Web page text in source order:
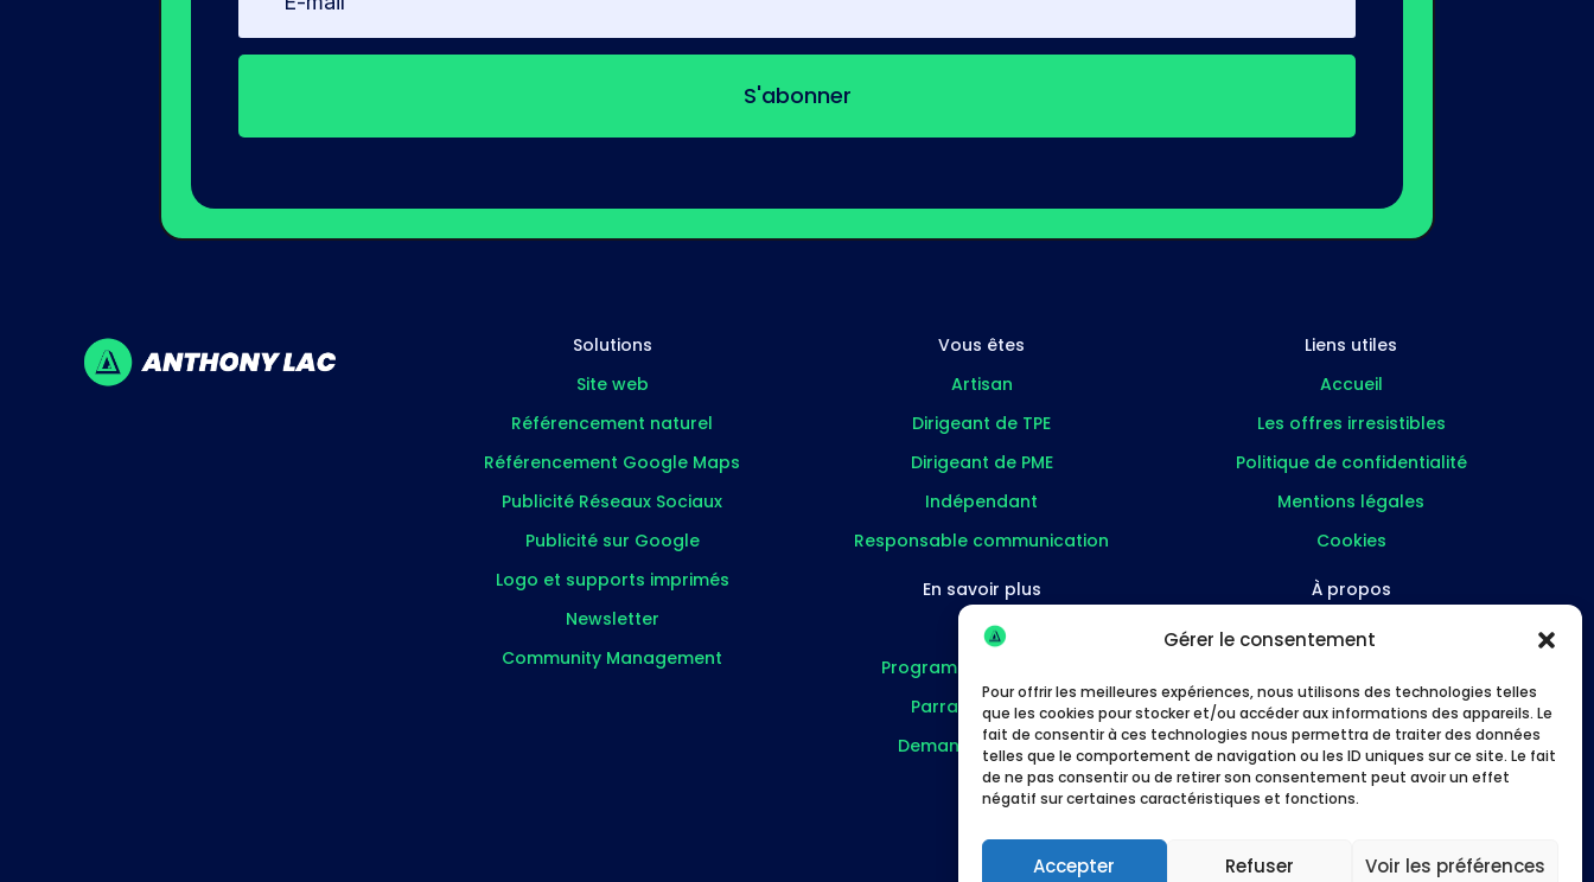
Gérer le consentement
Pour offrir les meilleures expériences, nous utilisons des technologies telles
que les cookies pour stocker et/ou accéder aux informations des appareils. Le
fait de consentir à ces technologies nous permettra de traiter des données
telles que le comportement de navigation ou les ID uniques sur ce site. Le fait
de ne pas consentir ou de retirer son consentement peut avoir un effet
négatif sur certaines caractéristiques et fonctions.
Accepter Refuser Voir les préférences
S'abonner
Solutions
Site web
Référencement naturel
Référencement Google Maps
Publicité Réseaux Sociaux
Publicité sur Google
Logo et supports imprimés
Newsletter
Community Management
Vous êtes
Artisan
Dirigeant de TPE
Dirigeant de PME
Indépendant
Responsable communication
En savoir plus
Blog
Programme partenaire
Parrainer un pro
Demander un devis
Liens utiles
Accueil
Les offres irresistibles
Politique de confidentialité
Mentions légales
Cookies
À propos
Études de cas
Me suivre